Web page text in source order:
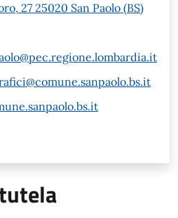
27 25020 San Paolo (BS)